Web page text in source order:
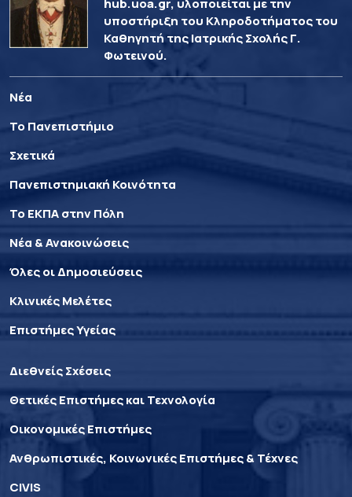
hub.uoa.gr, υλοποιείται με την
υποστήριξη του Κληροδοτήματος του
Καθηγητή της Ιατρικής Σχολής Γ.
Φωτεινού.
Νέα
Το Πανεπιστήμιο
Σχετικά
Πανεπιστημιακή Κοινότητα
Το ΕΚΠΑ στην Πόλη
Νέα & Ανακοινώσεις
Όλες οι Δημοσιεύσεις
Κλινικές Μελέτες
Επιστήμες Υγείας
Διεθνείς Σχέσεις
Θετικές Επιστήμες και Τεχνολογία
Οικονομικές Επιστήμες
Ανθρωπιστικές, Κοινωνικές Επιστήμες & Τέχνες
CIVIS